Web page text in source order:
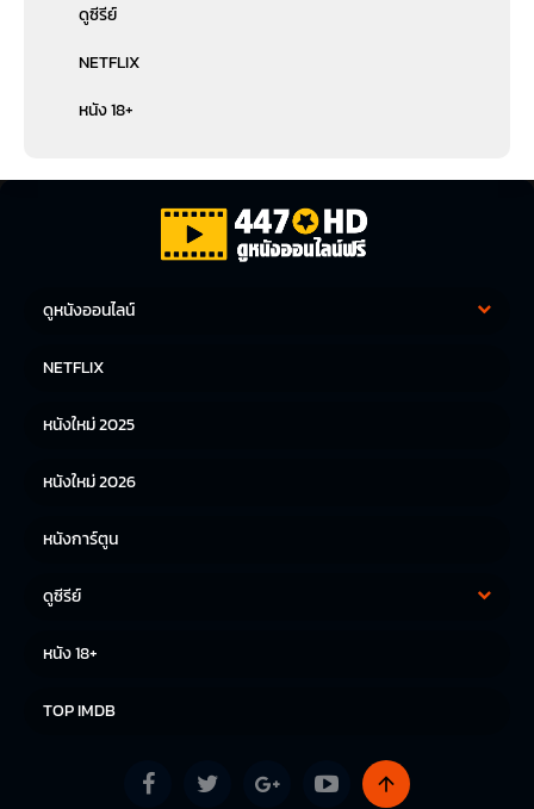
ดูซีรีย์
NETFLIX
หนัง 18+
ดูหนังออนไลน์
หนังญี่ปุ่น
NETFLIX
หนังใหม่ 2025
หนังใหม่ 2026
หนังการ์ตูน
ดูซีรีย์
หนัง 18+
TOP IMDB